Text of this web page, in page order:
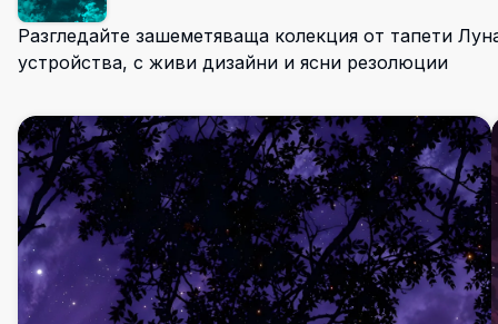
Разгледайте зашеметяваща колекция от тапети
устройства, с живи дизайни и ясни резолюции